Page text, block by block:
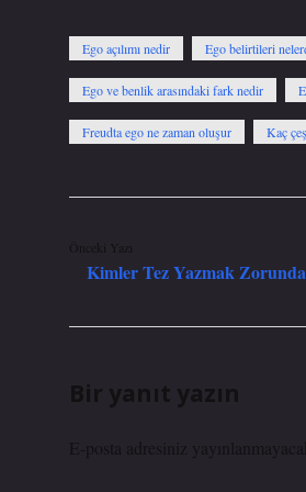
Ego açılımı nedir Ego belirtileri
Ego ve benlik arasındaki fark nedir
Freudta ego ne zaman oluşur Kaç
Önceki Yazı
Kimler Tez Yazmak Zorunda
Bir yanıt yazın
E-posta adresiniz